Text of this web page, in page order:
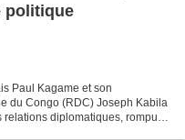
politique
Paul Kagame et son
du Congo (RDC) Joseph Kabila
diplomatiques, rompues